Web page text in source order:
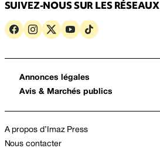
SUIVEZ-NOUS SUR LES RÉSEAUX
Annonces légales
Avis & Marchés publics
A propos d’Imaz Press
Nous contacter